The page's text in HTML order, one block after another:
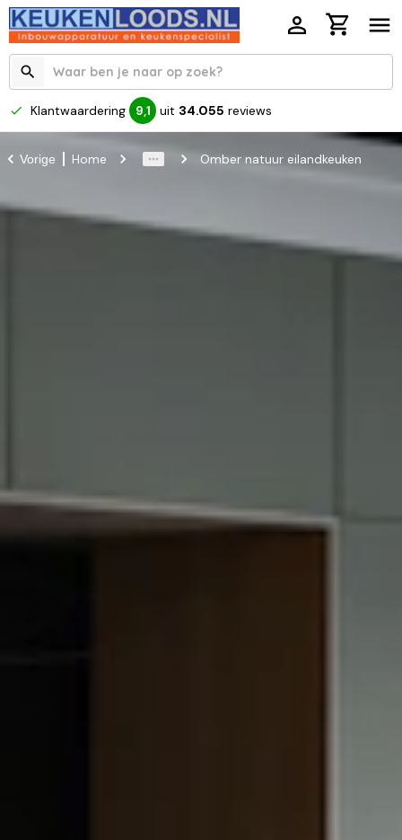
Klantwaardering 9,1 uit 34.055 reviews
Vorige Home Omber natuur eilandkeuken